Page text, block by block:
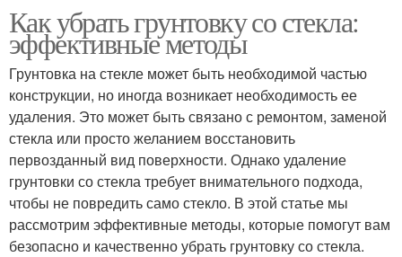
Как убрать грунтовку со стекла:
эффективные методы
Грунтовка на стекле может быть необходимой частью
конструкции, но иногда возникает необходимость ее
удаления. Это может быть связано с ремонтом, заменой
стекла или просто желанием восстановить
первозданный вид поверхности. Однако удаление
грунтовки со стекла требует внимательного подхода,
чтобы не повредить само стекло. В этой статье мы
рассмотрим эффективные методы, которые помогут вам
безопасно и качественно убрать грунтовку со стекла.